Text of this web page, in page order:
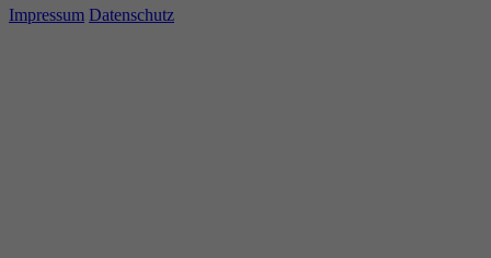
Impressum Datenschutz